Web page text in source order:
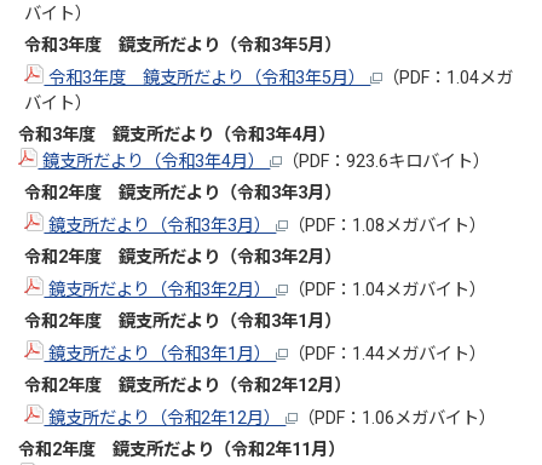
バイト）
令和3年度 鏡支所だより（令和3年5月 ）
令和3年度 鏡支所だより（令和3年5月）
（PDF：1.04メガ
バイト）
令和3年度 鏡支所だより（令和3年4月 ）
鏡支所だより（令和3年4月）
（PDF：923.6キロバイト）
令和2年度 鏡支所だより（令和3年3月 ）
鏡支所だより（令和3年3月）
（PDF：1.08メガバイト）
令和2年度 鏡支所だより（令和3年2月 ）
鏡支所だより（令和3年2月）
（PDF：1.04メガバイト）
令和2年度 鏡支所だより（令和3年1月 ）
鏡支所だより（令和3年1月）
（PDF：1.44メガバイト）
令和2年度 鏡支所だより（令和2年12月 ）
鏡支所だより（令和2年12月）
（PDF：1.06メガバイト）
令和2年度 鏡支所だより（令和2年11月 ）